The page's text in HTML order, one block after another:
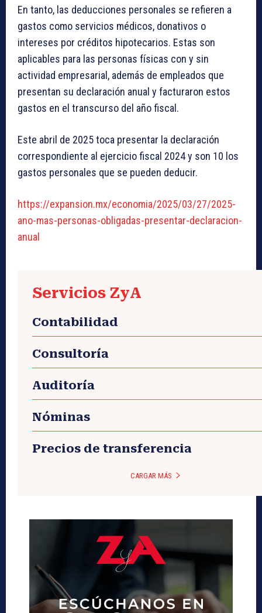
En tanto, las deducciones personales se refieren a
gastos como servicios médicos, donativos o
intereses por créditos hipotecarios. Estas son
aplicables para las personas físicas con y sin
actividad empresarial, además de empleados que
presentan su declaración anual y facturaron estos
gastos en el transcurso del año fiscal.
Este abril de 2025 toca presentar la declaración
correspondiente al ejercicio fiscal 2024 y son 10 los
gastos personales que se pueden deducir.
https://expansion.mx/economia/2025/03/27/2025-
ano-mas-personas-obligadas-presentar-declaracion-
anual
Servicios ZyA
Contabilidad
Consultoría
Auditoría
Nóminas
Precios de transferencia
CARGAR MÁS